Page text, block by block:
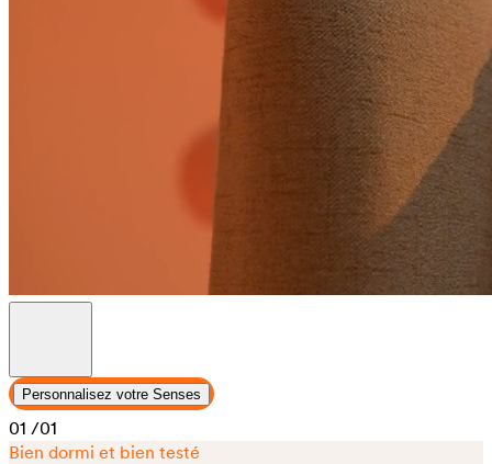
Personnalisez votre Senses
01 /01
Bien dormi et bien testé